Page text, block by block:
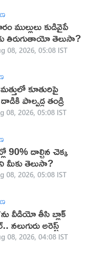
ముల్లులు కుడివైపే
తిరుగుతాయో తెలుసా?
08, 2026, 05:08 IST
కూతురిపై
పాల్పడ్డ తండ్రి
08, 2026, 05:08 IST
90% దాల్చిన చెక్క
మీకు తెలుసా?
08, 2026, 05:08 IST
వీడియో తీసి బ్లాక్
అరెస్ట్
08, 2026, 04:08 IST